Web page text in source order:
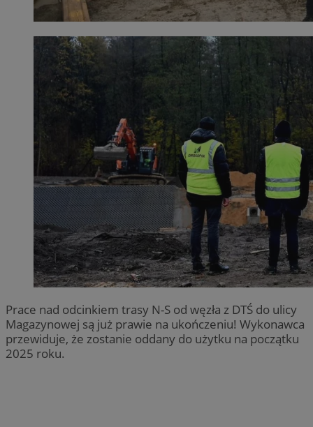
Prace nad odcinkiem trasy N-S od węzła z DTŚ do ulicy
Magazynowej są już prawie na ukończeniu! Wykonawca
przewiduje, że zostanie oddany do użytku na początku
2025 roku.